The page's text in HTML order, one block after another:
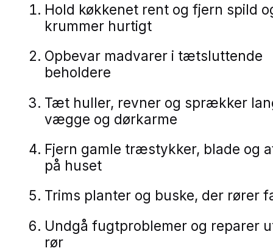
Hold køkkenet rent og fjern spild
krummer hurtigt
Opbevar madvarer i tætsluttende
beholdere
Tæt huller, revner og sprækker
vægge og dørkarme
Fjern gamle træstykker, blade og
på huset
Trims planter og buske, der rører
Undgå fugtproblemer og reparer
rør